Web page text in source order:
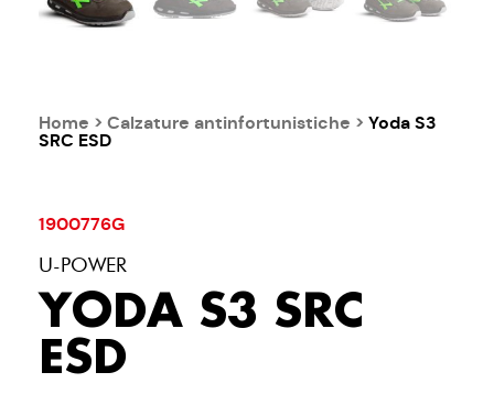
Home > Calzature antinfortunistiche > Yoda S3
SRC ESD
1900776G
U-POWER
YODA S3 SRC
ESD